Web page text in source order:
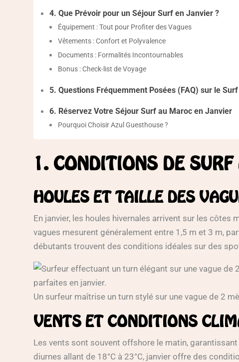
4. Que Prévoir pour un Séjour Surf en Janvier ?
Équipement : Tout pour Profiter des Vagues
Vêtements : Confort et Polyvalence
Documents : Formalités Incontournables
Bonus : Check-list de Voyage
5. Questions Fréquemment Posées (FAQ) sur le
6. Réservez Votre Séjour Surf au Maroc en Janvier
Pourquoi Choisir Azul Guesthouse ?
1. CONDITIONS DE
HOULES ET TAILLE DES
En janvier, les houles hivernales arrivent sur les
vagues mesurent généralement entre 1,5 m et 3 m,
débutants trouvent des conditions idéales sur des
Un surfeur maîtrise un turn stylé sur une vague de 2
VENTS ET CONDITIONS
Les vents sont souvent offshore le matin,
diurnes allant de 18°C à 23°C, janvier offre des